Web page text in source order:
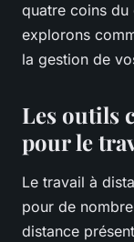
quatre coins
explorons
la gestion de
Les outils
pour le
Le travail à
pour de
distance